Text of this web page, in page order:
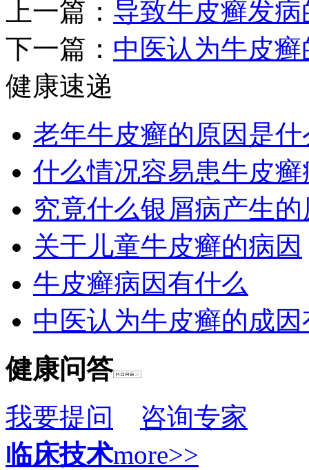
上一篇： 导致牛皮癣发
下一篇： 中医认为牛皮
健康速递
老年牛皮癣的原因是什
什么情况容易患牛皮癣
究竟什么银屑病产生
关于儿童牛皮癣的病因
牛皮癣病因有什么
中医认为牛皮癣的成
健康问答
我要提问
咨询专家
临床技术more>>